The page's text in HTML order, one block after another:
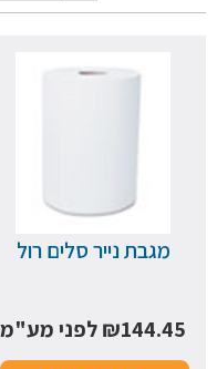
מגבת נייר סלים רול
₪144.45 לפני מע"מ